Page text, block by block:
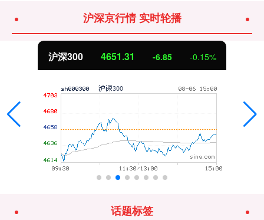
沪深京行情 实时轮播
沪深300 4651.31 -6.85 -0.15%
话题标签